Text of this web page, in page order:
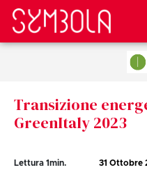
Transizione
GreenItaly 2023
Lettura 1min. 31 Ottobre